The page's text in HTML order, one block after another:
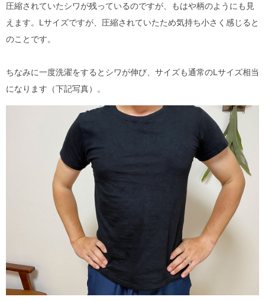
圧縮されていたシワが残っているのですが、もはや柄のようにも見
えます。Lサイズですが、圧縮されていたため気持ち小さく感じると
のことです。
ちなみに一度洗濯をするとシワが伸び、サイズも通常のLサイズ相当
になります（下記写真）。